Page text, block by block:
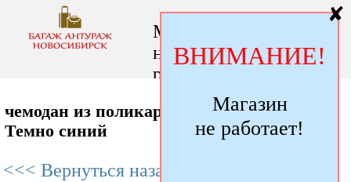
Магазин
не
работает!
чемодан из поликарбоната Luyida цвет
Темно синий
<<< Вернуться назад
✘
ВНИМАНИЕ!
Магазин
не работает!